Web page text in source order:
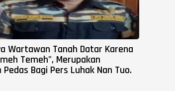
Wartawan Tanah Datar Karena
Temeh", Merupakan
Bagi Pers Luhak Nan Tuo.